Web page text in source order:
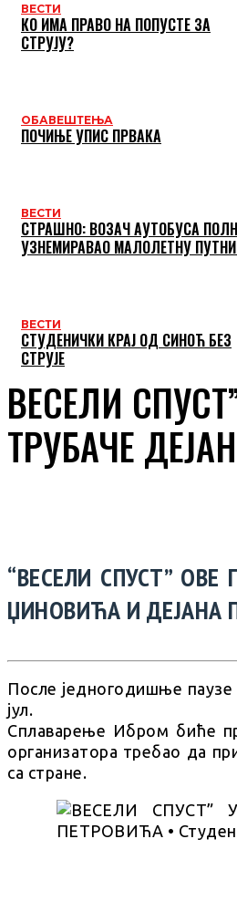
ВЕСТИ
КО ИМА ПРАВО НА ПОПУСТЕ ЗА
СТРУЈУ?
ОБАВЕШТЕЊА
ПОЧИЊЕ УПИС ПРВАКА
ВЕСТИ
СТРАШНО: ВОЗАЧ АУТОБУСА
УЗНЕМИРАВАО МАЛОЛЕТНУ
ВЕСТИ
СТУДЕНИЧКИ КРАЈ ОД СИНОЋ БЕЗ
СТРУЈЕ
ВЕСЕЛИ
ТРУБАЧЕ
“ВЕСЕЛИ СПУСТ”
ЏИНОВИЋА И ДЕЈАНА
После једногодишње
јул.
Сплаварење Ибром биће
организатора требао да
са стране.